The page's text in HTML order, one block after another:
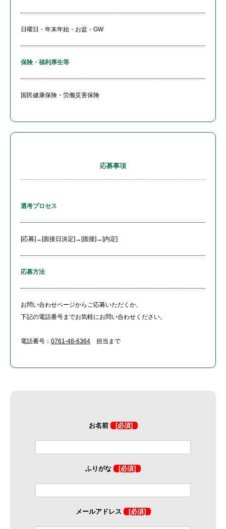
日曜日・年末年始・お盆・GW
保険・福利厚生等
国民健康保険・労働災害保険
応募事項
選考プロセス
[応募]→[面接日決定]→[面接]→[内定]
応募方法
お問い合わせページからご応募いただくか、
下記の電話番号までお気軽にお問い合わせください。
電話番号： 0761-48-6364 担当まで
お名前 [必須]
ふりがな [必須]
メールアドレス [必須]